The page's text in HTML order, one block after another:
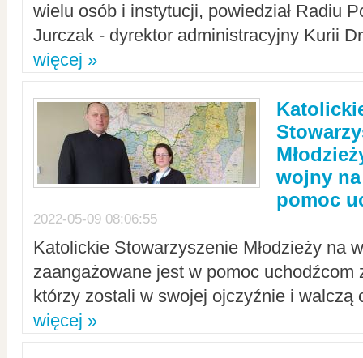
wielu osób i instytucji, powiedział Radiu
Jurczak - dyrektor administracyjny Kurii
więcej »
wojny
pomoc
2022-05-09 08:06:55
Katolickie Stowarzyszenie Młodzieży na
zaangażowane jest w pomoc uchodźcom
którzy zostali w swojej ojczyźnie i walczą
więcej »